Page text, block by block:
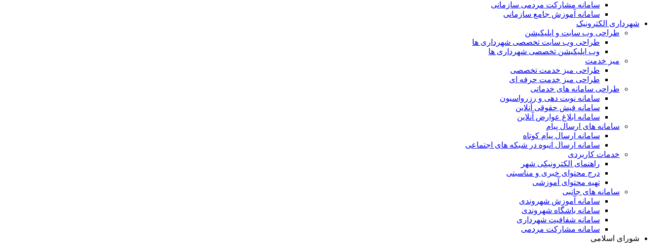
سامانه مشارکت مردمی سازمانی
سامانه آموزش جامع سازمانی
شهرداری الکترونیک
طراحی وب سایت و اپلیکیشن
طراحی وب سایت تخصصی شهرداری ها
وب اپلیکیشن تخصصی شهرداری ها
میز خدمت
طراحی میز خدمت تخصصی
طراحی میز خدمت حرفه ای
طراحی سامانه های خدماتی
سامانه نوبت دهی و رزرواسیون
سامانه فیش حقوقی آنلاین
سامانه ابلاغ عوارض آنلاین
سامانه های ارسال پیام
سامانه ارسال پیام کوتاه
سامانه ارسال انبوه در شبکه های اجتماعی
خدمات کاربردی
راهنمای الکترونیکی شهر
درج محتوای خبری و مناسبتی
تهیه محتوای آموزشی
سامانه های جانبی
سامانه آموزش شهروندی
سامانه باشگاه شهروندی
سامانه شفافیت شهرداری
سامانه مشارکت مردمی
شورای اسلامی